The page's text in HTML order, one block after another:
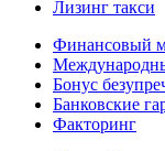
Лизинг такси
Финансовый
Бонус
Банковские
Факторинг